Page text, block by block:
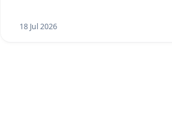
18 Jul 2026